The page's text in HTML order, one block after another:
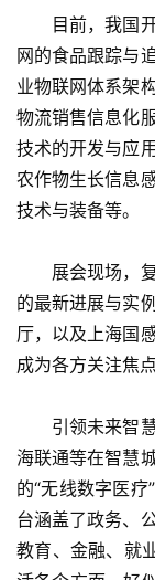
目前，我国开
网的食品跟踪与
业物联网体系架
物流销售信息化
技术的开发与应
农作物生长信息
技术与装备等。
展会现场，复
的最新进展与实
厅，以及上海国
成为各方关注焦点
引领未来智慧
海联通等在智慧
的“无线数字医
台涵盖了政务、
教育、金融、就